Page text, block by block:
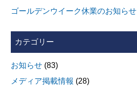
ゴールデンウイーク休業のお知らせ
カテゴリー
お知らせ (83)
メディア掲載情報 (28)